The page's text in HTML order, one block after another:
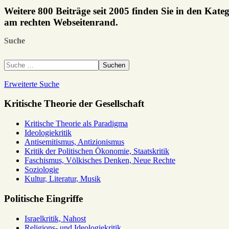
Weitere 800 Beiträge seit 2005 finden Sie in den
am rechten Webseitenrand.
Suche
Suchen
Erweiterte Suche
Kritische Theorie der Gesellschaft
Kritische Theorie als Paradigma
Ideologiekritik
Antisemitismus, Antizionismus
Kritik der Politischen Ökonomie, Staatskritik
Faschismus, Völkisches Denken, Neue Rechte
Soziologie
Kultur, Literatur, Musik
Politische Eingriffe
Israelkritik, Nahost